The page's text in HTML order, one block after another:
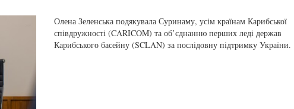
Олена Зеленська подякувала Суринаму, усім країнам Карибської
співдружності (CARICOM) та об’єднанню перших леді держав
Карибського басейну (SCLAN) за послідовну підтримку України.